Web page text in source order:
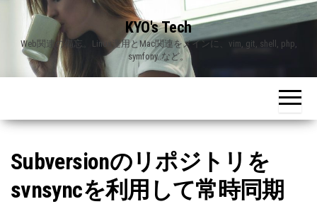
content
KYO's Tech
Web関連の備忘。Linux運用とMac関連をメインに、vim, git, shell, php,
symfony..など。
Subversionのリポジトリを
svnsyncを利用して常時同期